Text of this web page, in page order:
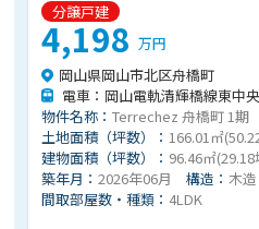
分譲戸建
4,198万円
岡山県岡山市北区舟橋町
電車：岡山電軌清輝橋線東中
物件名称：Terrechez 舟橋町 1
土地面積（坪数）：166.01㎡
建物面積（坪数）： 96.46㎡(29.18
築年月：2026年06月 構造：木
間取部屋数・種類： 4LDK